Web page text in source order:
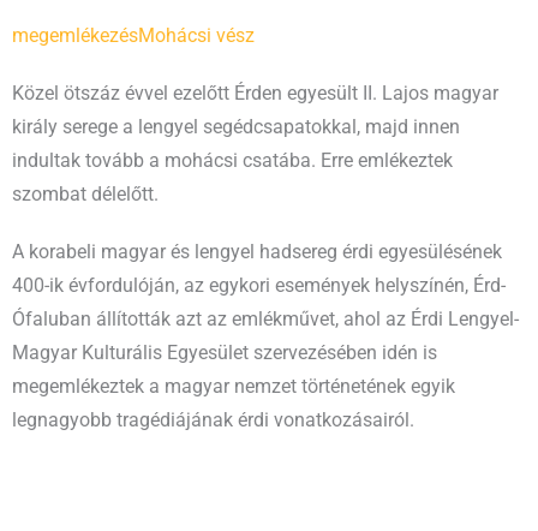
megemlékezésMohácsi vész
Közel ötszáz évvel ezelőtt Érden egyesült II. Lajos magyar
király serege a lengyel segédcsapatokkal, majd innen
indultak tovább a mohácsi csatába. Erre emlékeztek
szombat délelőtt.
A korabeli magyar és lengyel hadsereg érdi egyesülésének
400-ik évfordulóján, az egykori események helyszínén, Érd-
Ófaluban állították azt az emlékművet, ahol az Érdi Lengyel-
Magyar Kulturális Egyesület szervezésében idén is
megemlékeztek a magyar nemzet történetének egyik
legnagyobb tragédiájának érdi vonatkozásairól.